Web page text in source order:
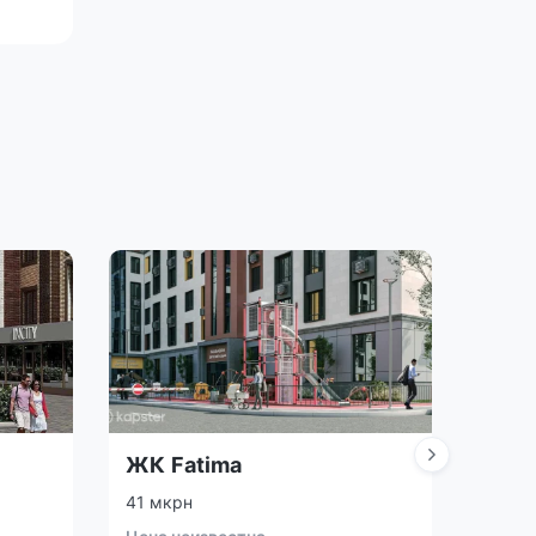
ЖК Fatima
41 мкрн